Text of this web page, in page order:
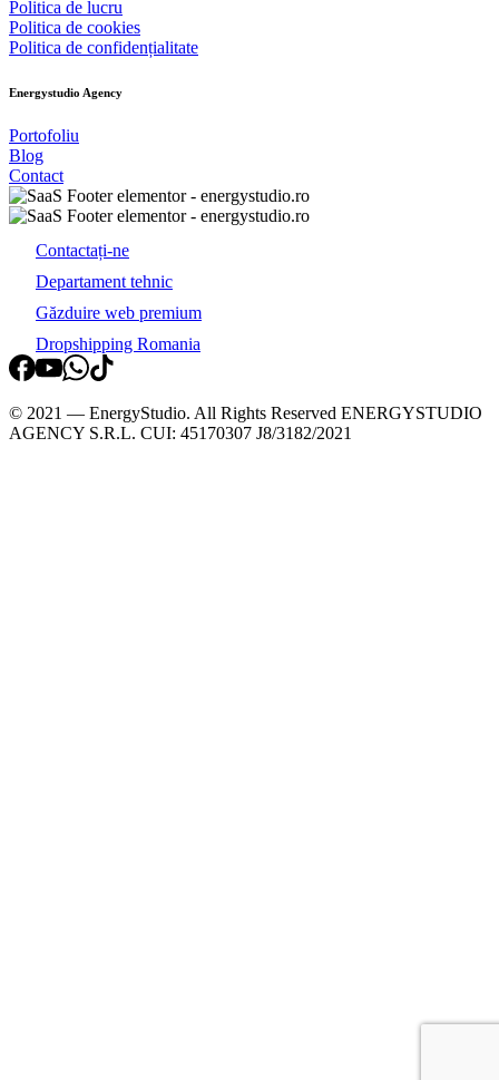
Politica de lucru
Politica de cookies
Politica de confidențialitate
Energystudio Agency
Portofoliu
Blog
Contact
Contactați-ne
Departament tehnic
Găzduire web premium
Dropshipping Romania
© 2021 — EnergyStudio. All Rights Reserved ENERGYSTUDIO
AGENCY S.R.L. CUI: 45170307 J8/3182/2021